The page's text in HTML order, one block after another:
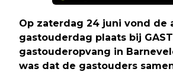
Op zaterdag 24 juni vond de
gastouderdag plaats bij
gastouderopvang in
was dat de gastouders